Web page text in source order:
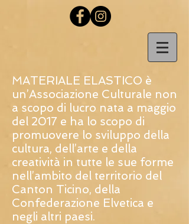
MATERIALE ELASTICO è
un’Associazione Culturale non
a scopo di lucro nata a maggio
del 2017 e ha lo scopo di
promuovere lo sviluppo della
cultura, dell’arte e della
creatività in tutte le sue forme
nell’ambito del territorio del
Canton Ticino, della
Confederazione Elvetica e
negli altri paesi.